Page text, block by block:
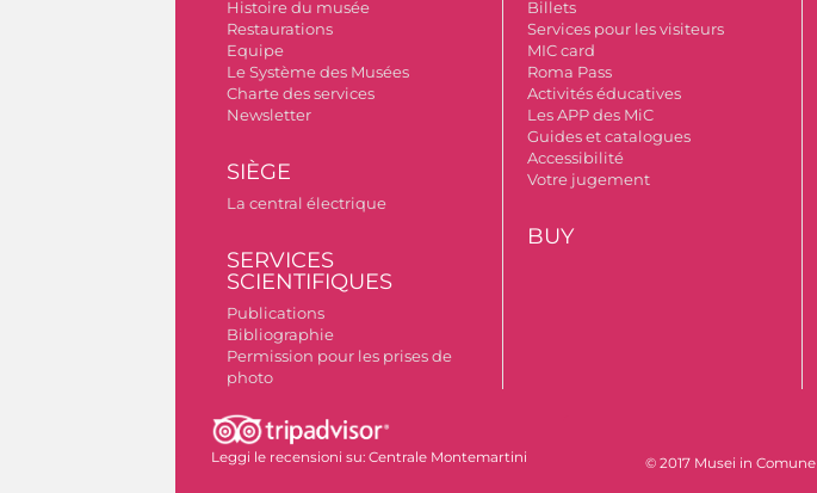
Histoire du musée
Restaurations
Equipe
Le Système des Musées
Charte des services
Newsletter
SIÈGE
La central électrique
SERVICES
SCIENTIFIQUES
Publications
Bibliographie
Permission pour les prises de
photo
Billets
Services pour les visiteurs
MIC card
Roma Pass
Activités éducatives
Les APP des MiC
Guides et catalogues
Accessibilité
Votre jugement
BUY
Leggi le recensioni su: Centrale Montemartini
© 2017 Musei in Comune